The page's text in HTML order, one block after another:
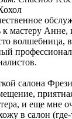
к мастеру Анне,
волшебница,
салона
и еще мне
в салон